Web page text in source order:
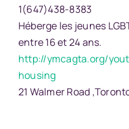
1(647)438-8383
Héberge les jeunes
entre 16 et 24 ans.
http://ymcagta.org/
housing
21 Walmer Road